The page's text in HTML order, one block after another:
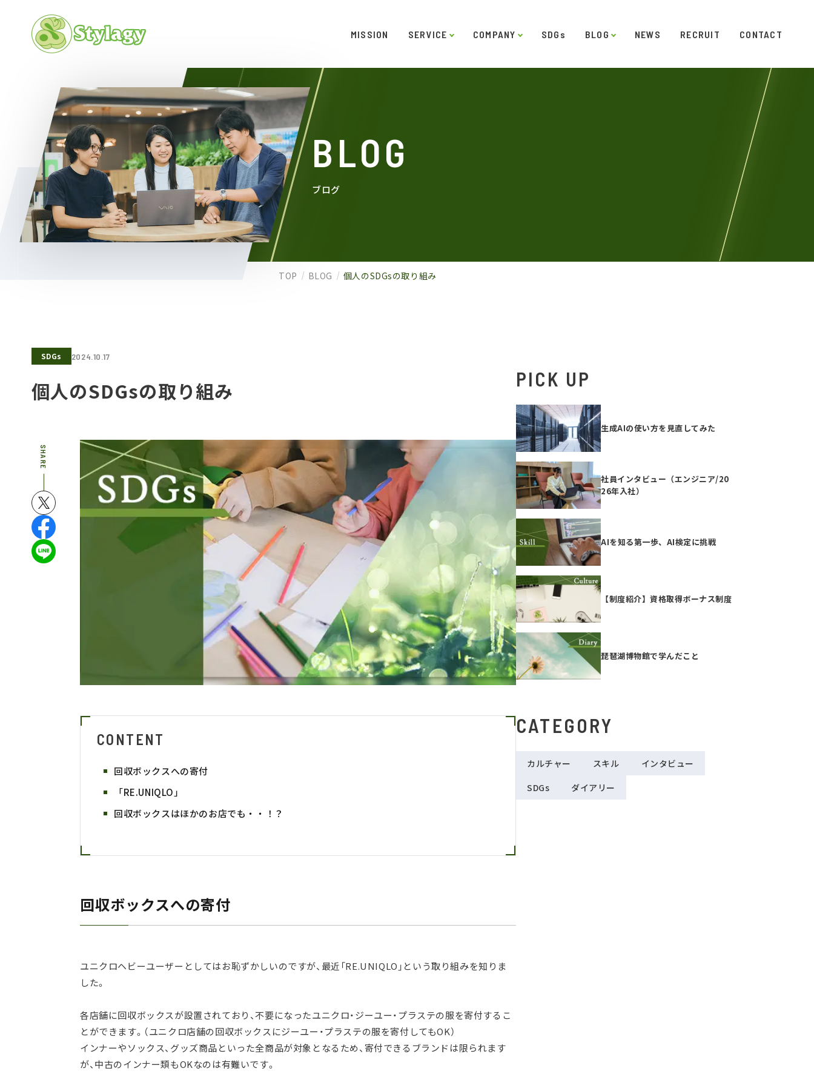
MISSION SERVICE
システムソリューション
COMPANY
会社概要 ご挨拶
SDGs BLOG
カルチャー スキル
NEWS RECRUIT CONTACT
BLOG
ブログ
TOP BLOG 個人のSDGsの取り組み
SDGs 2024.10.17
個人のSDGsの取り組み
SHARE
CONTENT
回収ボックスへの寄付
「RE.UNIQLO」
回収ボックスはほかのお店でも・・！？
回収ボックスへの寄付
ユニクロヘビーユーザーとしてはお恥ずかしいのですが、最近「RE.UNIQLO」という取り組みを知りま
した。
各店舗に回収ボックスが設置されており、不要になったユニクロ・ジーユー・プラステの服を寄付するこ
とができます。（ユニクロ店舗の回収ボックスにジーユー・プラステの服を寄付してもOK）
インナーやソックス、グッズ商品といった全商品が対象となるため、寄付できるブランドは限られます
が、中古のインナー類もOKなのは有難いです。
PICK UP
生成AIの使い方を見直してみた
社員インタビュー（エンジニア/20
26年入社）
AIを知る第一歩、AI検定に挑戦
【制度紹介】資格取得ボーナス制度
琵琶湖博物館で学んだこと
CATEGORY
カルチャー スキル
インタビュー
SDGs
ダイアリー